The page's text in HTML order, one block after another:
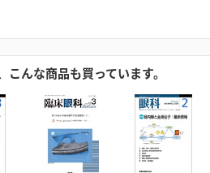
んな商品も買っています。